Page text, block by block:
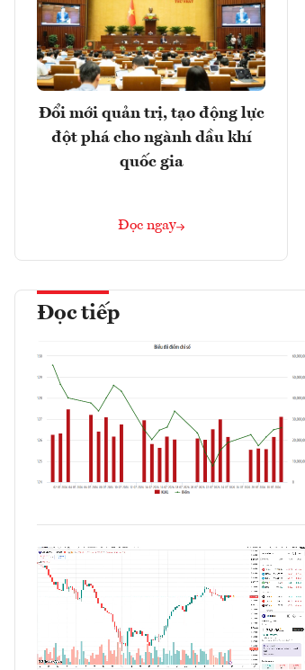
Đổi mới quản trị, tạo động lực
đột phá cho ngành dầu khí
quốc gia
Đọc ngay
Đọc tiếp